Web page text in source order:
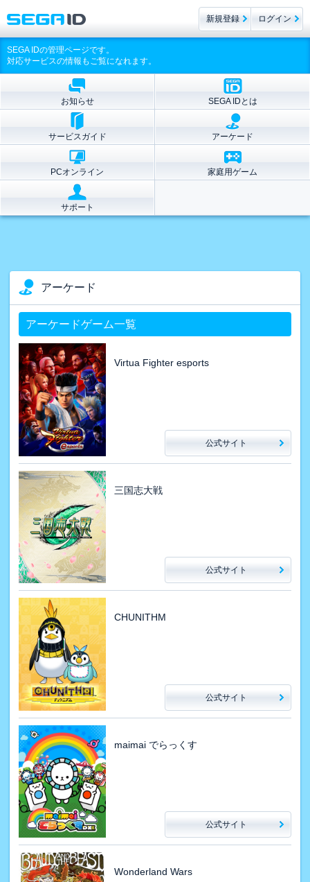
SEGA IDの管理ページです。
対応サービスの情報もご覧になれます。
お知らせ SEGA IDとは
サービスガイド アーケード
PCオンライン 家庭用ゲーム
サポート
アーケード
アーケードゲーム一覧
Virtua Fighter esports
公式サイト
三国志大戦
公式サイト
CHUNITHM
公式サイト
maimai でらっくす
公式サイト
Wonderland Wars
新規登録 ログイン